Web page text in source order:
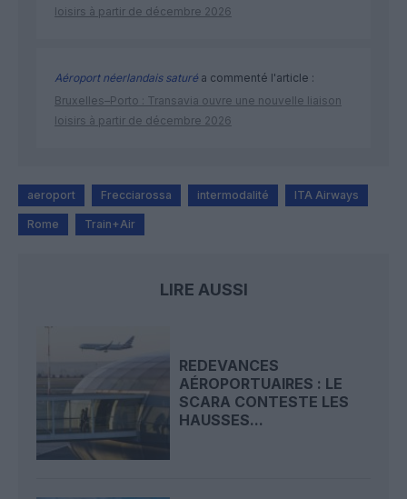
loisirs à partir de décembre 2026
Aéroport néerlandais saturéa commenté l'article :
Bruxelles–Porto : Transavia ouvre une nouvelle liaison
loisirs à partir de décembre 2026
aeroport Frecciarossa intermodalité ITA Airways
Rome Train+Air
LIRE AUSSI
REDEVANCES
AÉROPORTUAIRES : LE
SCARA CONTESTE LES
HAUSSES...